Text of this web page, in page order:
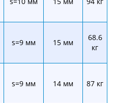
s=9 мм 15 мм
68.6
кг
s=9 мм 14 мм 87 кг